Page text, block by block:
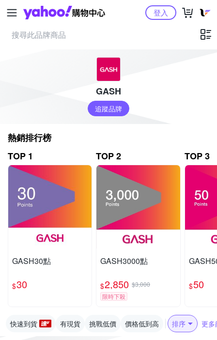
Yahoo購物中心登入
GASH
追蹤品牌
熱銷排行榜
TOP 1
GASH30點
$30
TOP 2
GASH3000點
$2,850 $3,000
限時下殺
TOP 3
$50
快速到貨 有現貨 挑戰低價 價格低到高 排序 更多